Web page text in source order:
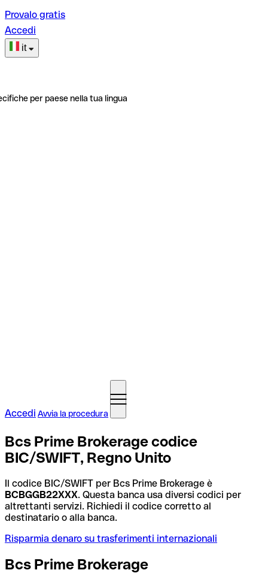
Provalo gratis
Accedi
it
per paese nella tua lingua
Accedi Avvia la procedura
Bcs Prime Brokerage codice
BIC/SWIFT, Regno Unito
Il codice BIC/SWIFT per Bcs Prime Brokerage è
BCBGGB22XXX. Questa banca usa diversi codici per
altrettanti servizi. Richiedi il codice corretto al
destinatario o alla banca.
Risparmia denaro su trasferimenti internazionali
Bcs Prime Brokerage